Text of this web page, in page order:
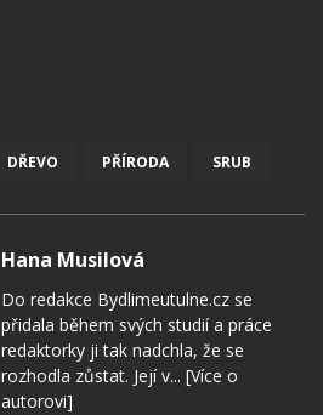
DŘEVO PŘÍRODA SRUB
Hana Musilová
Do redakce Bydlimeutulne.cz se
přidala během svých studií a práce
redaktorky ji tak nadchla, že se
rozhodla zůstat. Její v... [Více o
autorovi]